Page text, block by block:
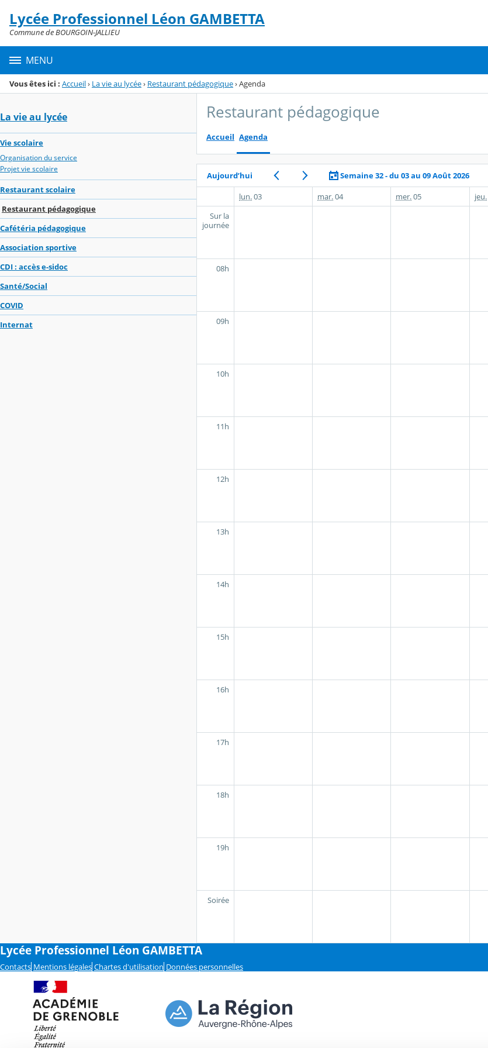
Menu de la rubrique
Contenu
Lycée Professionnel Léon GAMBETTA
Commune de BOURGOIN-JALLIEU
MENU
Vous êtes ici : Accueil› La vie au lycée› Restaurant pédagogique›Agenda
La vie au lycée
Vie scolaire
Organisation du service
Projet vie scolaire
Restaurant scolaire
Restaurant pédagogique
Cafétéria pédagogique
Association sportive
CDI : accès e-sidoc
Santé/Social
COVID
Internat
Restaurant pédagogique
Accueil Agenda
Aujourd’hui Semaine 32 - du 03 au 09 Août 2026
lun.03 mar.04 mer.05 jeu.
Sur la
journée
08h
09h
10h
11h
12h
13h
14h
15h
16h
17h
18h
19h
Soirée
Lycée Professionnel Léon GAMBETTA
Contacts Mentions légales Chartes d'utilisation Données personnelles